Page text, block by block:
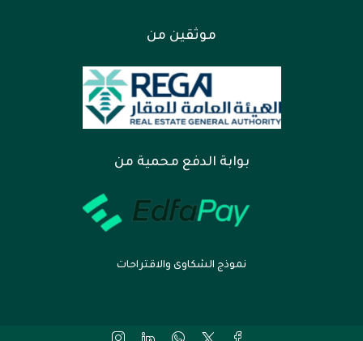
موثقين من
بوابة الدفع محمية من
نموذج الشكاوى والاقتراحات